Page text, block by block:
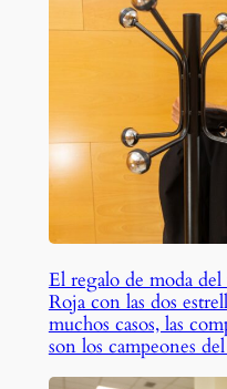
El regalo de moda del
Roja con las dos
muchos casos, las
son los campeones